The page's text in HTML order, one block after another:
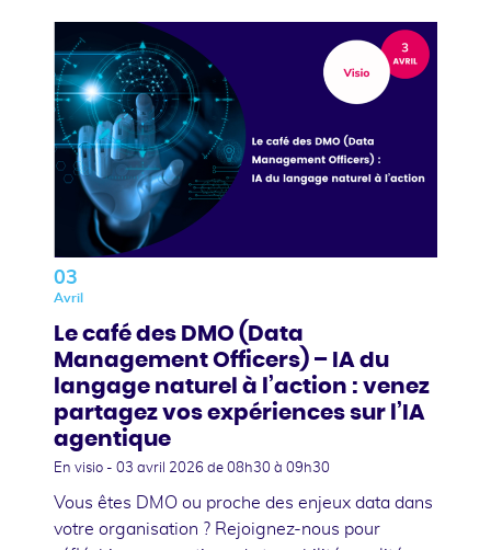
03
Avril
Le café des DMO (Data
Management Officers) – IA du
langage naturel à l’action : venez
partagez vos expériences sur l’IA
agentique
En visio - 03 avril 2026 de 08h30 à 09h30
Vous êtes DMO ou proche des enjeux data dans
votre organisation ? Rejoignez-nous pour